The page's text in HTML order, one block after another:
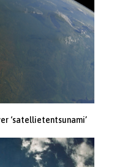
‘satellietentsunami’